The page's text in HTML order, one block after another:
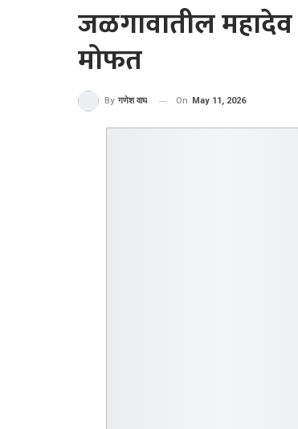
जळगावातील
मोफत
By गणेश वाघ On May 11, 2026